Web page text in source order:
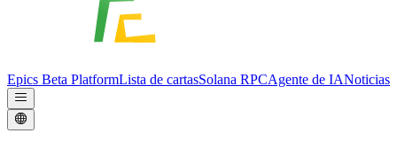
Epics Beta PlatformLista de cartasSolana RPCAgente de IANoticias